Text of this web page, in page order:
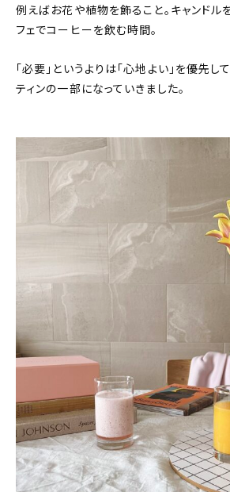
例えばお花や植物を飾ること。キャンドル
フェでコーヒーを飲む時間。
「必要」というよりは「心地よい」を優先
ティンの一部になっていきました。